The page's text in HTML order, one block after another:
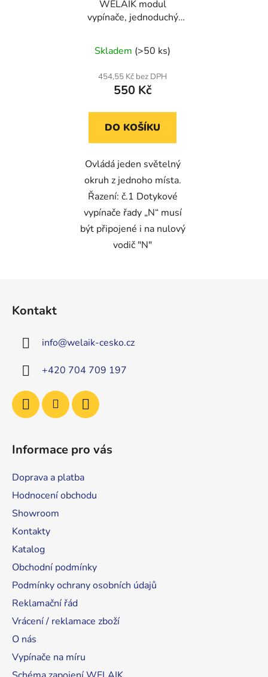
WELAIK modul
vypínače, jednoduchý
Skladem (>50 ks)
454,55 Kč bez DPH
550 Kč
DO KOŠÍKU
Ovládá jeden světelný
okruh z jednoho místa.
Řazení: č.1 Dotykové
vypínače řady „N“ musí
být připojené i na nulový
vodič "N"
Kontakt
info@welaik-cesko.cz
+420 704 709 197
Informace pro vás
Doprava a platba
Hodnocení obchodu
Showroom
Kontakty
Katalog
Obchodní podmínky
Podmínky ochrany osobních údajů
Reklamační řád
Vrácení / reklamace zboží
O nás
Vypínače na míru